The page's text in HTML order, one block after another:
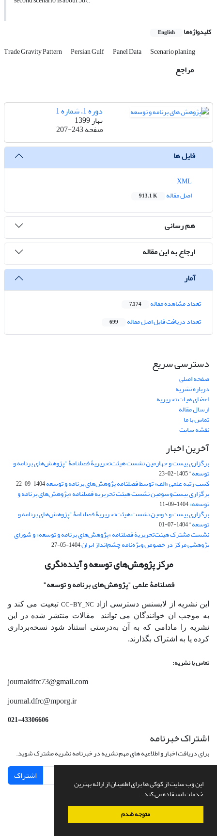
این وب سایت از کوکی ها برای اطمینان از ارائه بهترین
خدمات استفاده می کند.
متوجه شدم
کلیدواژه‌ها English
Trade Gravity Pattern Persian Gulf Panel Data Scenario planing
مراجع
دوره 1، شماره 1
بهار 1399
صفحه207-243
فایل ها
اصل مقاله
913.1 K
هم رسانی
ارجاع به این مقاله
آمار
تعداد مشاهده مقاله 7,174
تعداد دریافت فایل اصل مقاله 699
دسترسی سریع
صفحه اصلی
درباره نشریه
اعضای هیات تحریریه
ارسال مقاله
تماس با ما
نقشه سایت
آخرین اخبار
برگزاری بیست و چهارمین نشست هیئت‌تحریریۀ فصلنامۀ "پژوهش‌های برنامه و
توسعه"1405-02-23
کسب رتبه علمی «الف» توسط فصلنامه پژوهش‌های برنامه و توسعه1404-09-22
برگزاری بیست‌وسومین نشست هیئت‌ تحریریه فصلنامه «پژوهش‌های برنامه و
توسعه»1404-09-11
برگزاری بیست و دومین نشست هیئت‌تحریریۀ فصلنامۀ "پژوهش‌های برنامه و
توسعه"1404-07-01
نشست مشترک هیئت‌تحریریۀ فصلنامه «پژوهش‌های برنامه و توسعه» و شورای
پژوهشی مرکز در خصوص ویژه‌نامه چشم‌انداز ایران1404-05-27
مرکز پژوهش‌های توسعه و آینده‌نگری
فصلنامۀ علمی"پژوهش‌های برنامه و توسعه"
این نشریه از لایسنس دسترسی ازاد CC-BY_NC تبعیت می کند و
به موجب ان خوانندگان می توانند مقالات منتشر شده در این
نشریه را مادامی که به آن‌ به‌درستی استناد شود نسخه‌برداری
کرده یا به اشتراک بگذارند.
تماس با نشریه:
journaldfrc73@gmail.com
journal.dfrc@mporg.ir
021-43306606
اشتراک خبرنامه
برای دریافت اخبار و اطلاعیه های مهم نشریه در خبرنامه نشریه مشترک شوید.
اشتراک
سامانه مدیریت نشریات علمی.طراحی و پیاده سازی ازسیناوب